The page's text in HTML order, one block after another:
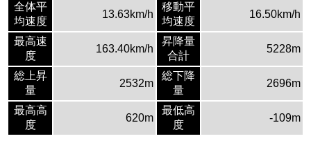
全体平
均速度
13.63km/h
移動平
均速度
16.50km/h
最高速
度
163.40km/h
昇降量
合計
5228m
総上昇
量
2532m
総下降
量
2696m
最高高
度
620m
最低高
度
-109m